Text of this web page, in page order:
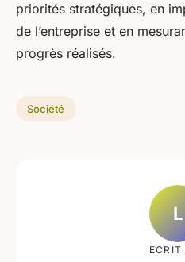
priorités stratégiques, en
de l’entreprise et en
progrès réalisés.
Société
L
ECRIT